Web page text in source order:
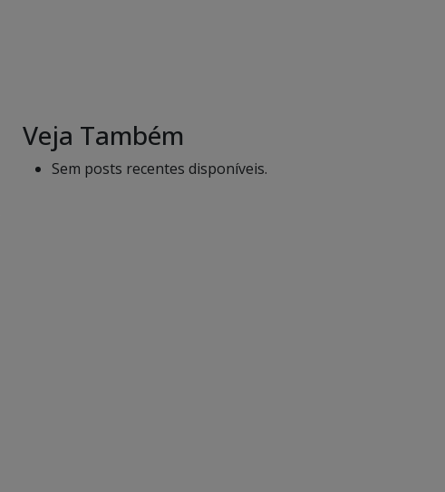
Veja Também
Sem posts recentes disponíveis.